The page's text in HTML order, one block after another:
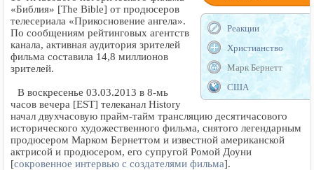
Реакции
Христианство
Марк Бернетт
США
«Библия» [The Bible] от продюсеров
телесериала «Прикосновение ангела».
По сообщениям рейтинговых агентств
канала, активная аудитория зрителей
фильма составила 14,8 миллионов
зрителей.
В воскресенье 03.03.2013 в 8-мь
часов вечера [EST] телеканал History
начал двухчасовую прайм-тайм трансляцию десятичасового
исторического художественного фильма, снятого легендарным
продюсером Марком Бернеттом и известной американской
актрисой и продюсером, его супругой Ромой Доуни
[сокровенное интервью с создателями фильма].